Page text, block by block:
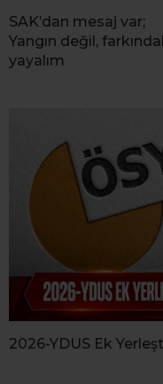
SAK’dan mesaj var;
Yangın değil,
yayalım
2026-YDUS Ek